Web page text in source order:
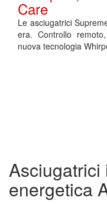
Care
Le asciugatrici
era. Controllo
nuova tecnologia
Asciugatrici
energetica